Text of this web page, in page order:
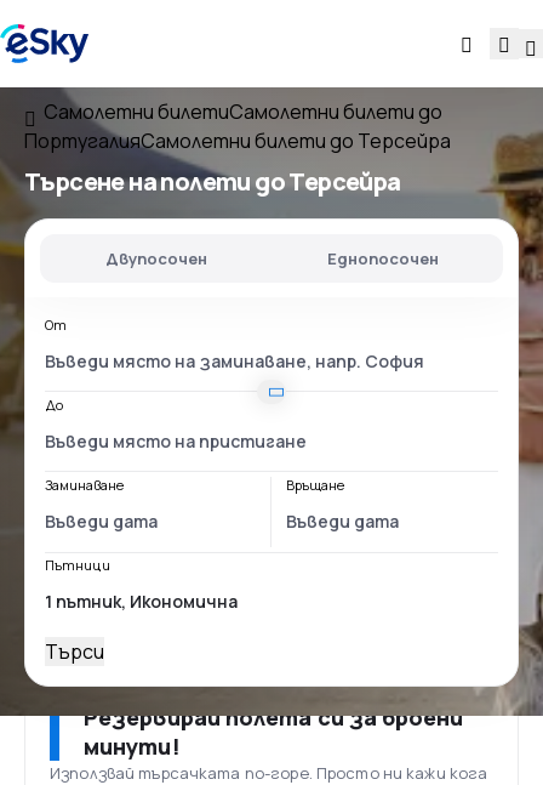
Самолетни билетиСамолетни билети до
ПортугалияСамолетни билети до Терсейра
Търсене на полети до Терсейра
Двупосочен Еднопосочен
От
До
Заминаване Връщане
Пътници
Търси
Резервирай полета си за броени
минути!
Използвай търсачката по-горе. Просто ни кажи кога